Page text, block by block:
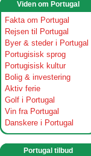
Viden om Portugal
Fakta om Portugal
Rejsen til Portugal
Byer & steder i Portugal
Portugisisk sprog
Portugisisk kultur
Bolig & investering
Aktiv ferie
Golf i Portugal
Vin fra Portugal
Danskere i Portugal
Portugal tilbud